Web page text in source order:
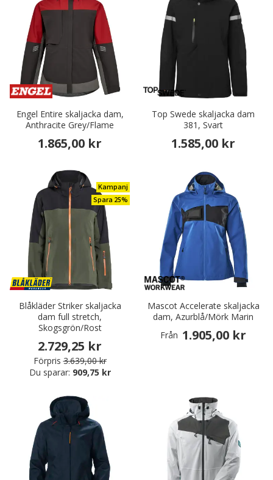
Engel Entire skaljacka dam,
Anthracite Grey/Flame
1.865,00 kr
Top Swede skaljacka dam
381, Svart
1.585,00 kr
Kampanj
Spara 25%
Blåkläder Striker skaljacka
dam full stretch,
Skogsgrön/Rost
2.729,25 kr
Förpris 3.639,00 kr
Du sparar: 909,75 kr
Mascot Accelerate skaljacka
dam, Azurblå/Mörk Marin
Från 1.905,00 kr